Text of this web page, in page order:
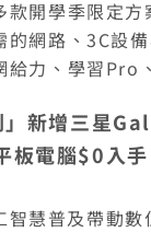
款開學季限定方
的網路、3C設
給力、學習Pro
」新增三星
板電腦$0入
慧普及帶動數